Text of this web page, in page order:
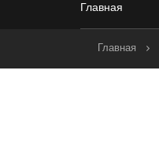
Главная
Главная